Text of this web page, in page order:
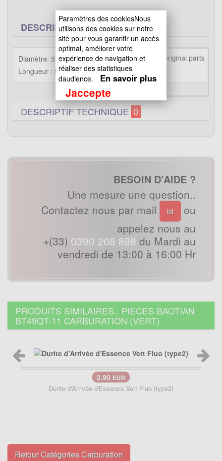
DESCRIPTION
Diamètre: 5mm
Longueur : 50cm
DESCRIPTIF TECHNIQUE 0
BESOIN D'AIDE ?
Une mesure une question..
Contactez nous par mail
ici
ou
appelez nous au
+(33) 0390 208 898 du Mardi au
vendredi de 13:00 à 16:00 Hr
PRODUITS SIMILAIRES.. PIECES BAOTIAN
BT49QT-11 CARBURATION (VERT)
2.90 EUR
Durite d'Arrivée d'Essence Vert Fluo (type2)
Retour Catégories Carburation
Paramètres des cookiesNous
utilisons des cookies sur notre
site pour vous garantir un accès
optimal, améliorer votre
expérience de navigation et
réaliser des statistiques
daudience.
En savoir plus
Jaccepte